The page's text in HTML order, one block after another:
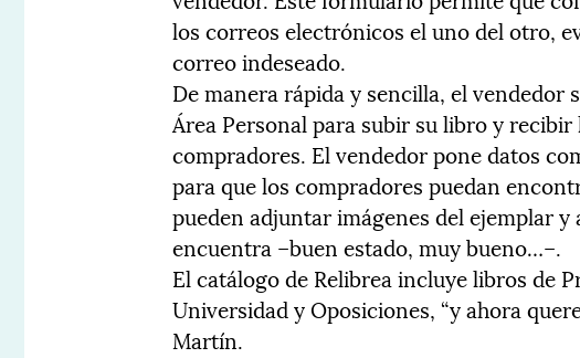
los correos electrónicos el uno del otro,
correo indeseado.
De manera rápida y sencilla, el
Área Personal para subir su libro y
compradores. El vendedor pone datos
para que los compradores puedan
pueden adjuntar imágenes del ejemplar y
encuentra –buen estado, muy bueno…–.
El catálogo de Relibrea incluye libros de
Universidad y Oposiciones, “y ahora
Martín.